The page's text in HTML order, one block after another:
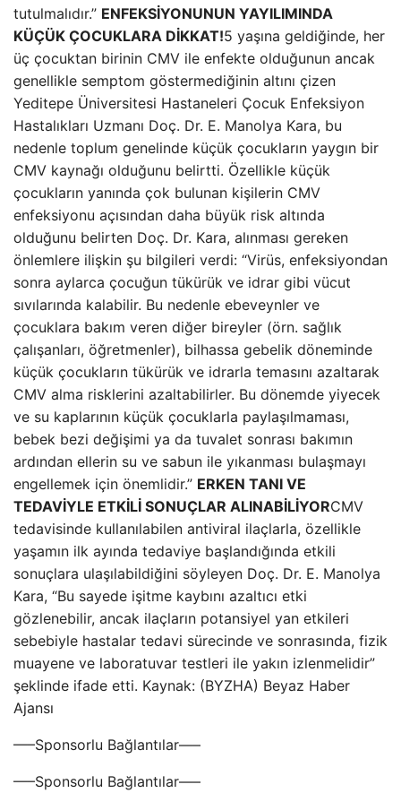
tutulmalıdır.” ENFEKSİYONUNUN YAYILIMINDA
KÜÇÜK ÇOCUKLARA DİKKAT!5 yaşına geldiğinde, her
üç çocuktan birinin CMV ile enfekte olduğunun ancak
genellikle semptom göstermediğinin altını çizen
Yeditepe Üniversitesi Hastaneleri Çocuk Enfeksiyon
Hastalıkları Uzmanı Doç. Dr. E. Manolya Kara, bu
nedenle toplum genelinde küçük çocukların yaygın bir
CMV kaynağı olduğunu belirtti. Özellikle küçük
çocukların yanında çok bulunan kişilerin CMV
enfeksiyonu açısından daha büyük risk altında
olduğunu belirten Doç. Dr. Kara, alınması gereken
önlemlere ilişkin şu bilgileri verdi: “Virüs, enfeksiyondan
sonra aylarca çocuğun tükürük ve idrar gibi vücut
sıvılarında kalabilir. Bu nedenle ebeveynler ve
çocuklara bakım veren diğer bireyler (örn. sağlık
çalışanları, öğretmenler), bilhassa gebelik döneminde
küçük çocukların tükürük ve idrarla temasını azaltarak
CMV alma risklerini azaltabilirler. Bu dönemde yiyecek
ve su kaplarının küçük çocuklarla paylaşılmaması,
bebek bezi değişimi ya da tuvalet sonrası bakımın
ardından ellerin su ve sabun ile yıkanması bulaşmayı
engellemek için önemlidir.” ERKEN TANI VE
TEDAVİYLE ETKİLİ SONUÇLAR ALINABİLİYORCMV
tedavisinde kullanılabilen antiviral ilaçlarla, özellikle
yaşamın ilk ayında tedaviye başlandığında etkili
sonuçlara ulaşılabildiğini söyleyen Doç. Dr. E. Manolya
Kara, “Bu sayede işitme kaybını azaltıcı etki
gözlenebilir, ancak ilaçların potansiyel yan etkileri
sebebiyle hastalar tedavi sürecinde ve sonrasında, fizik
muayene ve laboratuvar testleri ile yakın izlenmelidir”
şeklinde ifade etti. Kaynak: (BYZHA) Beyaz Haber
Ajansı
—–Sponsorlu Bağlantılar—–
—–Sponsorlu Bağlantılar—–